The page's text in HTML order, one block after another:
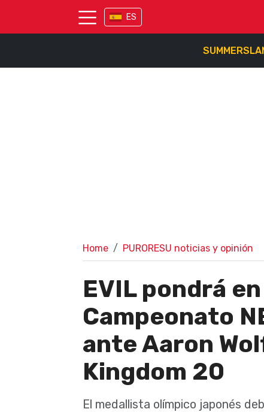
ES
Home PURORESU noticias y opinión
EVIL pondrá
Campeonato
ante Aaron
Kingdom 20
El medallista olímpico japonés